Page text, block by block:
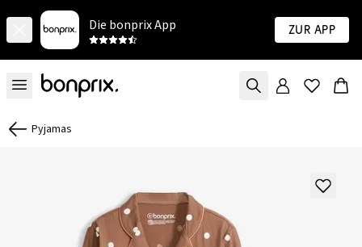
Die bonprix App Zur App
Pyjamas